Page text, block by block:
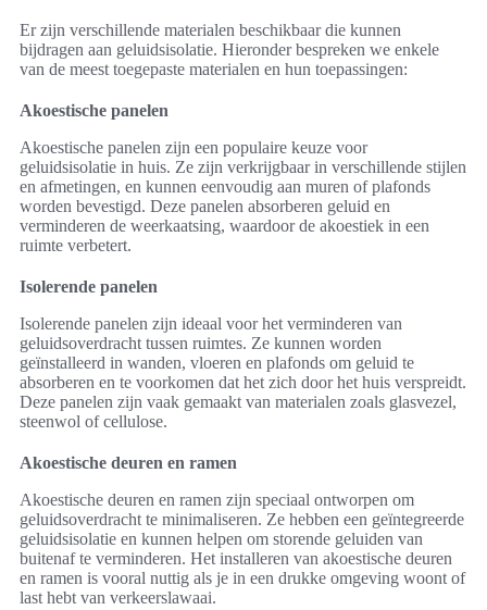
Er zijn verschillende materialen beschikbaar die kunnen
bijdragen aan geluidsisolatie. Hieronder bespreken we enkele
van de meest toegepaste materialen en hun toepassingen:
Akoestische panelen
Akoestische panelen zijn een populaire keuze voor
geluidsisolatie in huis. Ze zijn verkrijgbaar in verschillende stijlen
en afmetingen, en kunnen eenvoudig aan muren of plafonds
worden bevestigd. Deze panelen absorberen geluid en
verminderen de weerkaatsing, waardoor de akoestiek in een
ruimte verbetert.
Isolerende panelen
Isolerende panelen zijn ideaal voor het verminderen van
geluidsoverdracht tussen ruimtes. Ze kunnen worden
geïnstalleerd in wanden, vloeren en plafonds om geluid te
absorberen en te voorkomen dat het zich door het huis verspreidt.
Deze panelen zijn vaak gemaakt van materialen zoals glasvezel,
steenwol of cellulose.
Akoestische deuren en ramen
Akoestische deuren en ramen zijn speciaal ontworpen om
geluidsoverdracht te minimaliseren. Ze hebben een geïntegreerde
geluidsisolatie en kunnen helpen om storende geluiden van
buitenaf te verminderen. Het installeren van akoestische deuren
en ramen is vooral nuttig als je in een drukke omgeving woont of
last hebt van verkeerslawaai.